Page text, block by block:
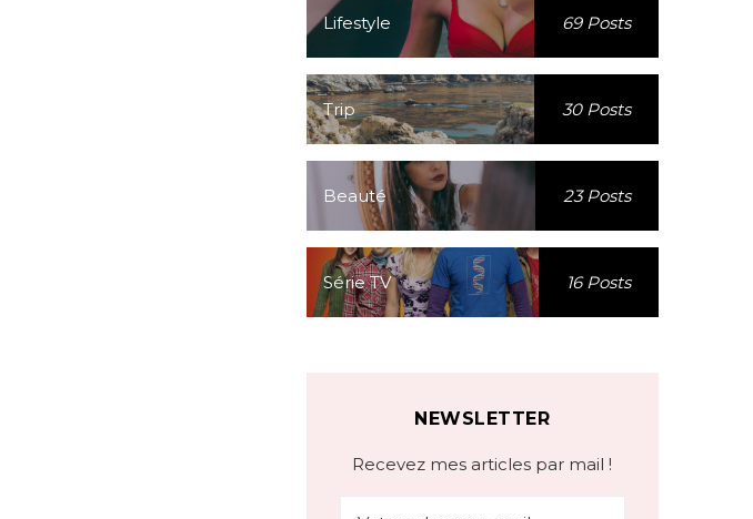
Lifestyle 69 Posts
Trip 30 Posts
Beauté 23 Posts
Série TV 16 Posts
NEWSLETTER
Recevez mes articles par mail !